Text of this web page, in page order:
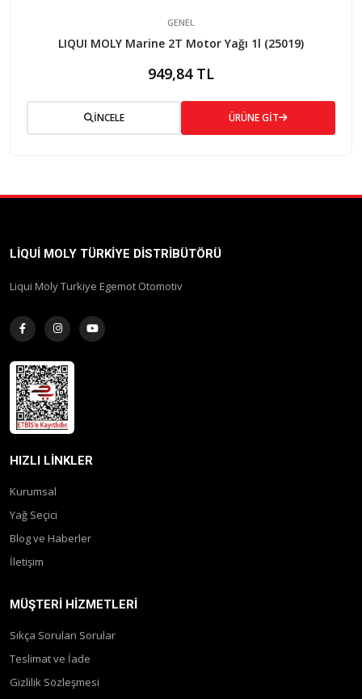
GENEL
LIQUI MOLY Marine 2T Motor Yağı 1l (25019)
949,84 TL
İNCELE ÜRÜNE GİT
LIQUI MOLY TÜRKIYE DISTRIBÜTÖRÜ
Liqui Moly Turkiye Egemot Otomotiv
HIZLI LINKLER
Kurumsal
Yağ Seçici
Blog ve Haberler
İletişim
MÜŞTERI HIZMETLERI
Sıkça Sorulan Sorular
Teslimat ve İade
Gizlilik Sözleşmesi